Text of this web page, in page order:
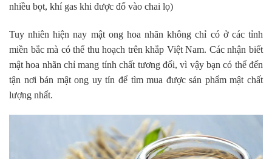
nhiều bọt, khí gas khi được đổ vào chai lọ)
Tuy nhiên hiện nay mật ong hoa nhãn không chỉ có ở các tỉnh
miền bắc mà có thể thu hoạch trên khắp Việt Nam. Các nhận biết
mật hoa nhãn chỉ mang tính chất tương đối, vì vậy bạn có thể đến
tận nơi bán mật ong uy tín để tìm mua được sản phẩm mật chất
lượng nhất.